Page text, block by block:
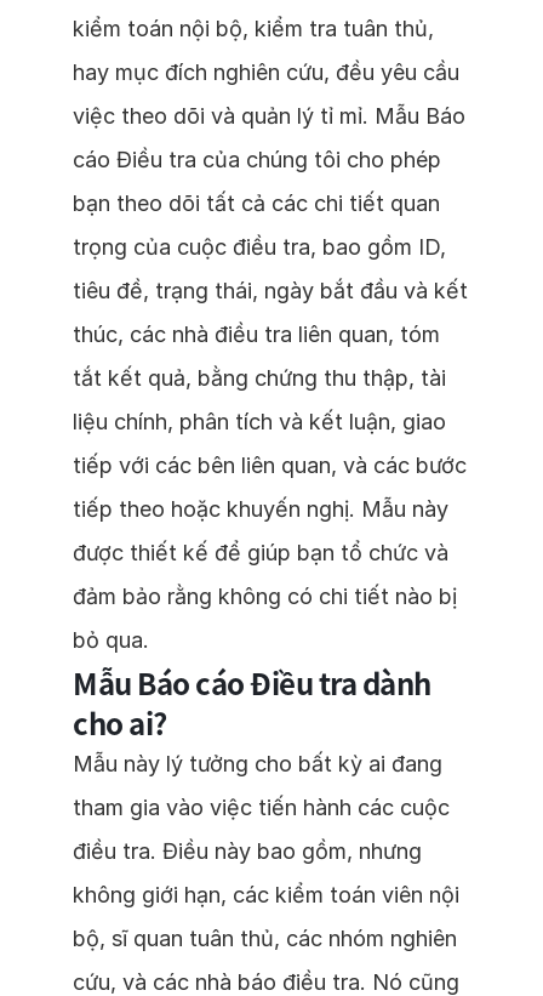
kiểm toán nội bộ, kiểm tra tuân thủ,
hay mục đích nghiên cứu, đều yêu cầu
việc theo dõi và quản lý tỉ mỉ. Mẫu Báo
cáo Điều tra của chúng tôi cho phép
bạn theo dõi tất cả các chi tiết quan
trọng của cuộc điều tra, bao gồm ID,
tiêu đề, trạng thái, ngày bắt đầu và kết
thúc, các nhà điều tra liên quan, tóm
tắt kết quả, bằng chứng thu thập, tài
liệu chính, phân tích và kết luận, giao
tiếp với các bên liên quan, và các bước
tiếp theo hoặc khuyến nghị. Mẫu này
được thiết kế để giúp bạn tổ chức và
đảm bảo rằng không có chi tiết nào bị
bỏ qua.
Mẫu Báo cáo Điều tra dành
cho ai?
Mẫu này lý tưởng cho bất kỳ ai đang
tham gia vào việc tiến hành các cuộc
điều tra. Điều này bao gồm, nhưng
không giới hạn, các kiểm toán viên nội
bộ, sĩ quan tuân thủ, các nhóm nghiên
cứu, và các nhà báo điều tra. Nó cũng